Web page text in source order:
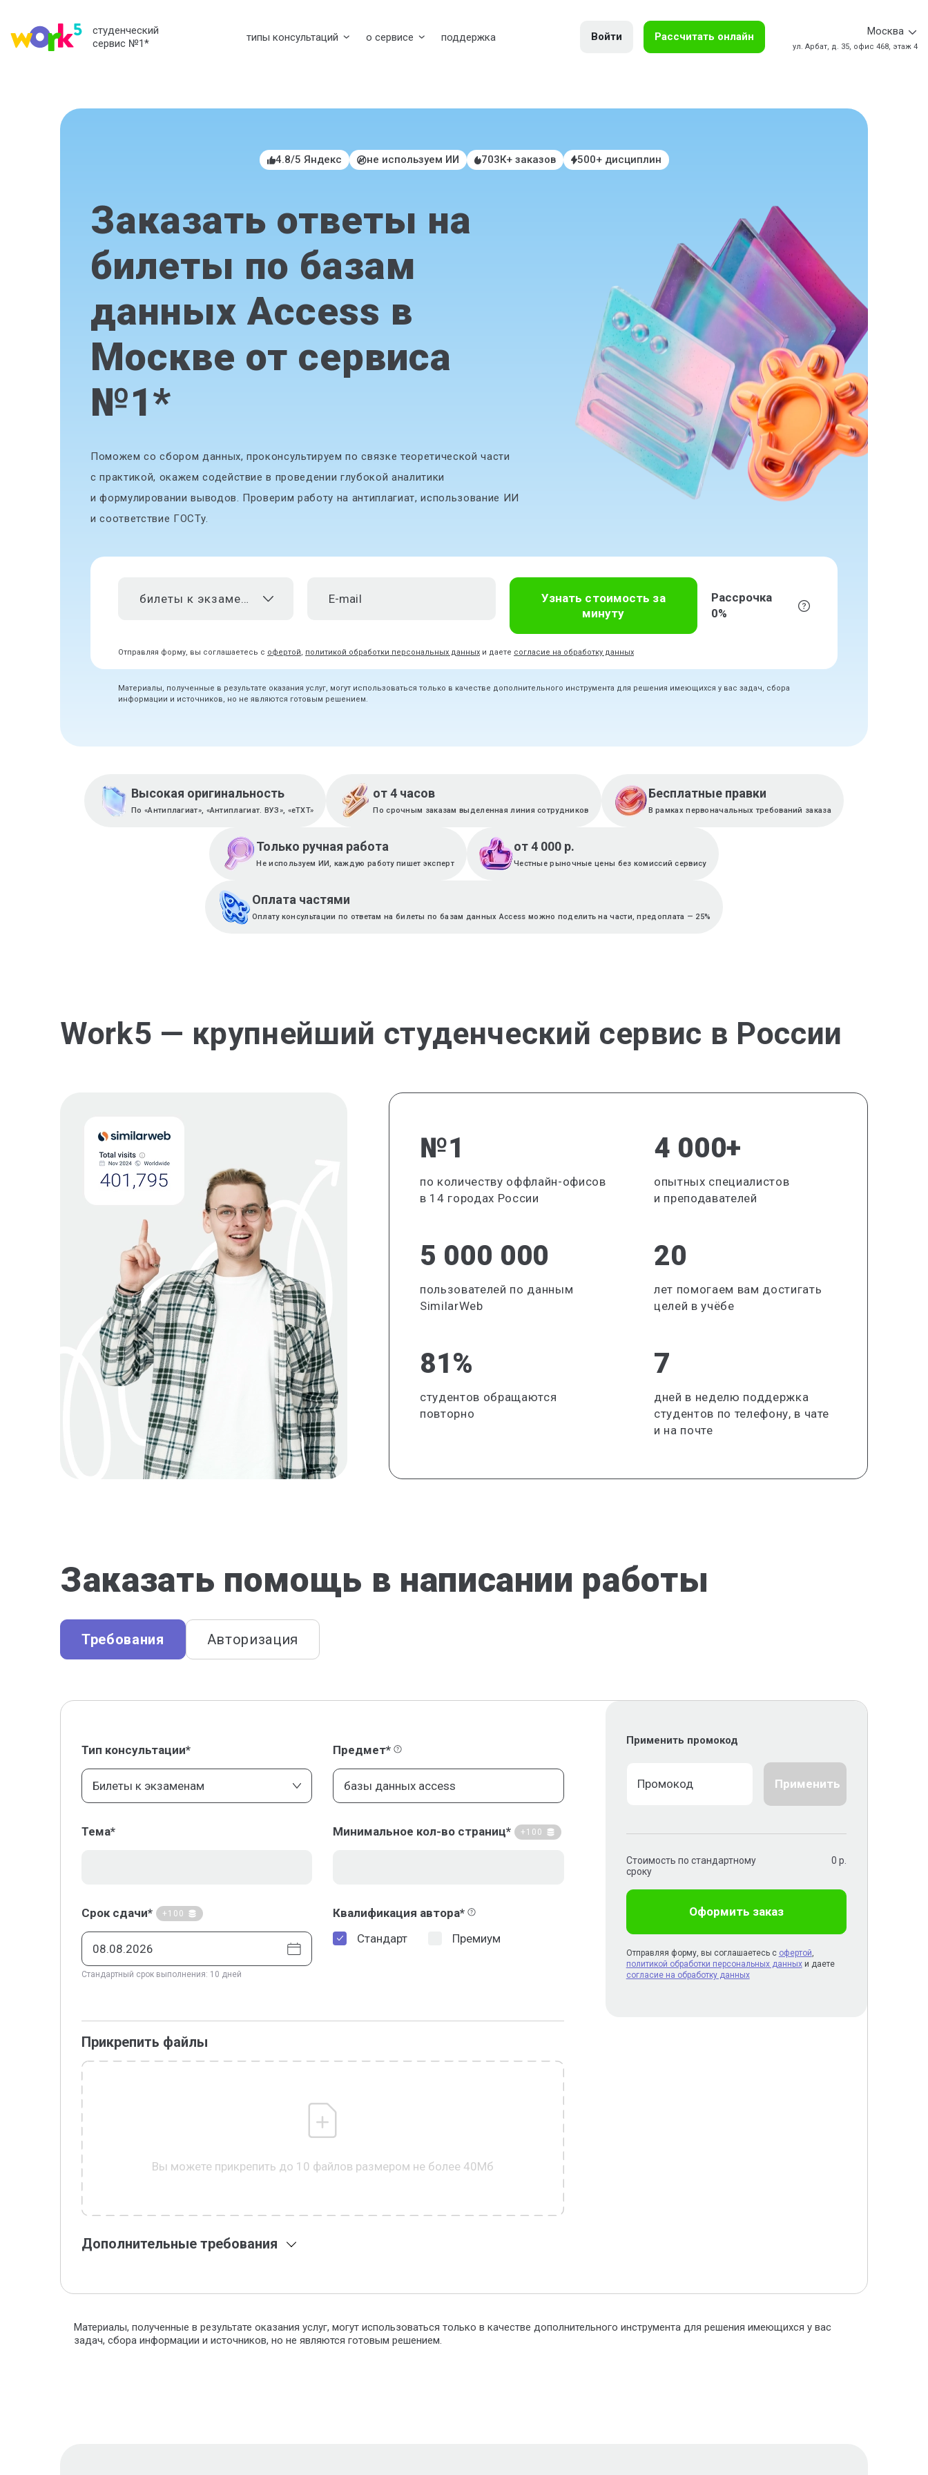
студенческий
сервис №1* типы консультаций о сервисе поддержка Войти Рассчитать онлайн Москва
ул. Арбат, д. 35, офис 468, этаж 4
4.8/5 Яндекс не используем ИИ 703К+ заказов 500+ дисциплин
Заказать ответы на
билеты по базам
данных Access в
Москве от сервиса
№1*
Поможем со сбором данных, проконсультируем по связке теоретической части
с практикой, окажем содействие в проведении глубокой аналитики
и формулировании выводов. Проверим работу на антиплагиат, использование ИИ
и соответствие ГОСТу.
билеты к экзаменам
Узнать стоимость за
минуту
Рассрочка
0%
Отправляя форму, вы соглашаетесь с офертой, политикой обработки персональных данных и даете согласие на обработку данных
Материалы, полученные в результате оказания услуг, могут использоваться только в качестве дополнительного инструмента для решения имеющихся у вас задач, сбора
информации и источников, но не являются готовым решением.
Высокая оригинальность
По «Антиплагиат», «Антиплагиат. ВУЗ», «eTXT»
от 4 часов
По срочным заказам выделенная линия сотрудников
Бесплатные правки
В рамках первоначальных требований заказа
Только ручная работа
Не используем ИИ, каждую работу пишет эксперт
от 4 000 р.
Честные рыночные цены без комиссий сервису
Оплата частями
Оплату консультации по ответам на билеты по базам данных Access можно поделить на части, предоплата — 25%
Work5 — крупнейший студенческий сервис в России
№1
по количеству оффлайн-офисов
в 14 городах России
4 000+
опытных специалистов
и преподавателей
5 000 000
пользователей по данным
SimilarWeb
20
лет помогаем вам достигать
целей в учёбе
81%
студентов обращаются
повторно
7
дней в неделю поддержка
студентов по телефону, в чате
и на почте
Заказать помощь в написании работы
Требования Авторизация
Тип консультации*
Билеты к экзаменам
Предмет*
Тема* Минимальное кол-во страниц* +100
Срок сдачи* +100
Стандартный срок выполнения: 10 дней
Квалификация автора*
Стандарт
Премиум
Прикрепить файлы
Вы можете прикрепить до 10 файлов размером не более 40Мб
Дополнительные требования
Применить промокод
Применить
Стоимость по стандартному
сроку
0 р.
Оформить заказ
Отправляя форму, вы соглашаетесь с офертой,
политикой обработки персональных данныхи даете
согласие на обработку данных
Материалы, полученные в результате оказания услуг, могут использоваться только в качестве дополнительного инструмента для решения имеющихся у вас
задач, сбора информации и источников, но не являются готовым решением.